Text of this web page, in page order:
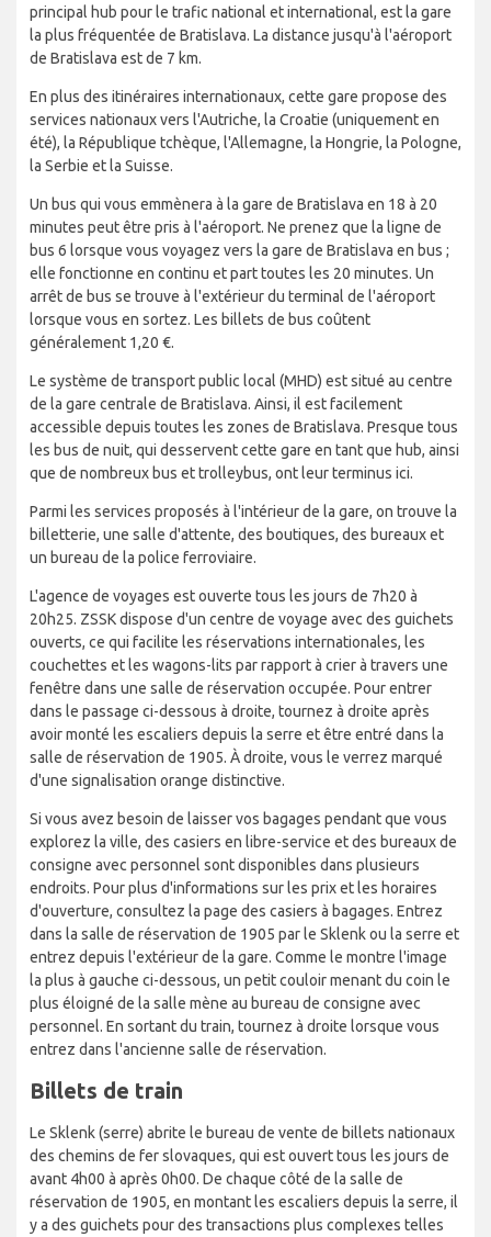
principal hub pour le trafic national et international, est la gare
la plus fréquentée de Bratislava. La distance jusqu'à l'aéroport
de Bratislava est de 7 km.
En plus des itinéraires internationaux, cette gare propose des
services nationaux vers l'Autriche, la Croatie (uniquement en
été), la République tchèque, l'Allemagne, la Hongrie, la Pologne,
la Serbie et la Suisse.
Un bus qui vous emmènera à la gare de Bratislava en 18 à 20
minutes peut être pris à l'aéroport. Ne prenez que la ligne de
bus 6 lorsque vous voyagez vers la gare de Bratislava en bus ;
elle fonctionne en continu et part toutes les 20 minutes. Un
arrêt de bus se trouve à l'extérieur du terminal de l'aéroport
lorsque vous en sortez. Les billets de bus coûtent
généralement 1,20 €.
Le système de transport public local (MHD) est situé au centre
de la gare centrale de Bratislava. Ainsi, il est facilement
accessible depuis toutes les zones de Bratislava. Presque tous
les bus de nuit, qui desservent cette gare en tant que hub, ainsi
que de nombreux bus et trolleybus, ont leur terminus ici.
Parmi les services proposés à l'intérieur de la gare, on trouve la
billetterie, une salle d'attente, des boutiques, des bureaux et
un bureau de la police ferroviaire.
L'agence de voyages est ouverte tous les jours de 7h20 à
20h25. ZSSK dispose d'un centre de voyage avec des guichets
ouverts, ce qui facilite les réservations internationales, les
couchettes et les wagons-lits par rapport à crier à travers une
fenêtre dans une salle de réservation occupée. Pour entrer
dans le passage ci-dessous à droite, tournez à droite après
avoir monté les escaliers depuis la serre et être entré dans la
salle de réservation de 1905. À droite, vous le verrez marqué
d'une signalisation orange distinctive.
Si vous avez besoin de laisser vos bagages pendant que vous
explorez la ville, des casiers en libre-service et des bureaux de
consigne avec personnel sont disponibles dans plusieurs
endroits. Pour plus d'informations sur les prix et les horaires
d'ouverture, consultez la page des casiers à bagages. Entrez
dans la salle de réservation de 1905 par le Sklenk ou la serre et
entrez depuis l'extérieur de la gare. Comme le montre l'image
la plus à gauche ci-dessous, un petit couloir menant du coin le
plus éloigné de la salle mène au bureau de consigne avec
personnel. En sortant du train, tournez à droite lorsque vous
entrez dans l'ancienne salle de réservation.
Billets de train
Le Sklenk (serre) abrite le bureau de vente de billets nationaux
des chemins de fer slovaques, qui est ouvert tous les jours de
avant 4h00 à après 0h00. De chaque côté de la salle de
réservation de 1905, en montant les escaliers depuis la serre, il
y a des guichets pour des transactions plus complexes telles